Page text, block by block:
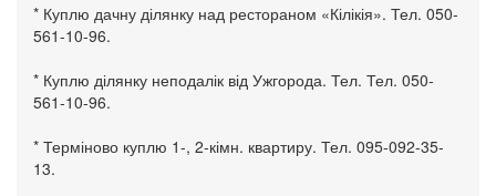
* Куплю дачну ділянку над рестораном «Кілікія». Тел. 050-
561-10-96.
* Куплю ділянку неподалік від Ужгорода. Тел. Тел. 050-
561-10-96.
* Терміново куплю 1-, 2-кімн. квартиру. Тел. 095-092-35-
13.